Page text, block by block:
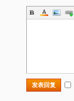
发表回复